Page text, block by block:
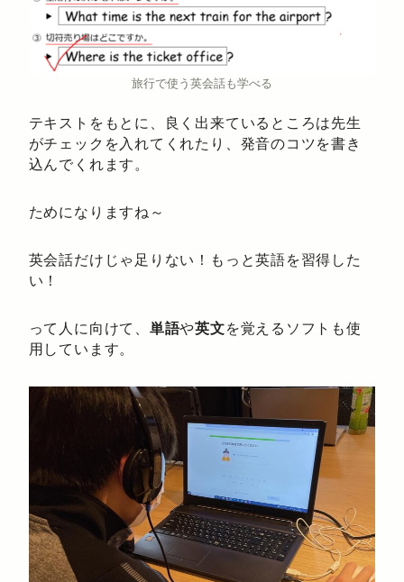
旅行で使う英会話も学べる
テキストをもとに、良く出来ているところは先生
がチェックを入れてくれたり、発音のコツを書き
込んでくれます。
ためになりますね～
英会話だけじゃ足りない！もっと英語を習得した
い！
って人に向けて、 単語や英文を覚えるソフトも使
用しています。